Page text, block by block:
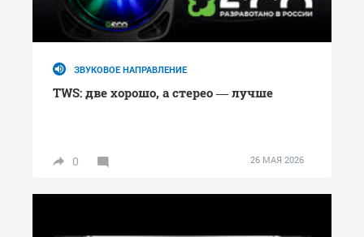
ЗВУКОВОЕ НАПРАВЛЕНИЕ
TWS: две хорошо, а стерео — лучше
0 26 МАЯ 2026